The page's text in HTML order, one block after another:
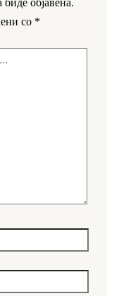
објавена.
со *